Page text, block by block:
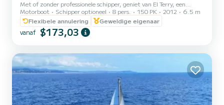
Met of zonder professionele schipper, geniet van El Terry, een
elegante Italiaanse boot volledig geprivatiseerd, en beleef een
onvergetelijke dag tussen Collioure, Port-Vendres, Paulilles en
Banyuls. Met schipper: Patrick, Professionele schipper en local,
neemt u mee op ontdekkingstocht naar de mooiste baaien en
volledige briefing, weersadvies en assistentie bij vert...
Motorboot Schipper optioneel 8 pers. 150 PK 2012
6.5 m
Flexibele annulering
Geweldige eigenaar
vanaf $173,03